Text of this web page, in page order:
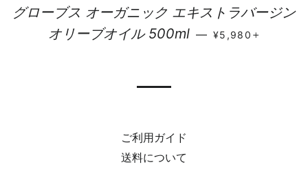
グローブス オーガニック エキストラバージン
オリーブオイル 500ml — 通常価格
¥5,980
ご利用ガイド
送料について